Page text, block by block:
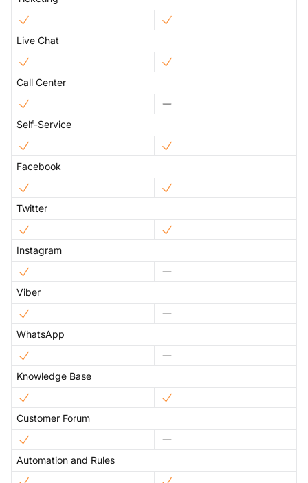
Live Chat
Call Center
Self-Service
Facebook
Twitter
Instagram
Viber
WhatsApp
Knowledge Base
Customer Forum
Automation and Rules